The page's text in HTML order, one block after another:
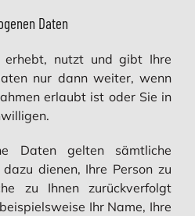
Daten
erhebt, nutzt und gibt Ihre
nur dann weiter, wenn
erlaubt ist oder Sie in
Daten gelten sämtliche
dienen, Ihre Person zu
zu Ihnen zurückverfolgt
Ihr Name, Ihre